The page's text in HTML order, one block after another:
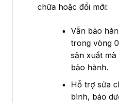
chữa hoặc đổi mới:
Vẫn bảo
trong vòng
sản xuất
bảo hành.
Hỗ trợ sửa
bình, bảo